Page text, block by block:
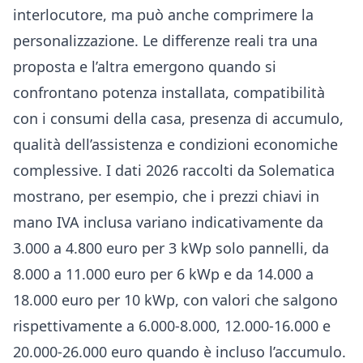
interlocutore, ma può anche comprimere la
personalizzazione. Le differenze reali tra una
proposta e l’altra emergono quando si
confrontano potenza installata, compatibilità
con i consumi della casa, presenza di accumulo,
qualità dell’assistenza e condizioni economiche
complessive. I dati 2026 raccolti da Solematica
mostrano, per esempio, che i prezzi chiavi in
mano IVA inclusa variano indicativamente da
3.000 a 4.800 euro per 3 kWp solo pannelli, da
8.000 a 11.000 euro per 6 kWp e da 14.000 a
18.000 euro per 10 kWp, con valori che salgono
rispettivamente a 6.000-8.000, 12.000-16.000 e
20.000-26.000 euro quando è incluso l’accumulo.